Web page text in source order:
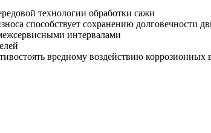
технологии обработки сажи
способствует сохранению долговечности
интервалами
вредному воздействию